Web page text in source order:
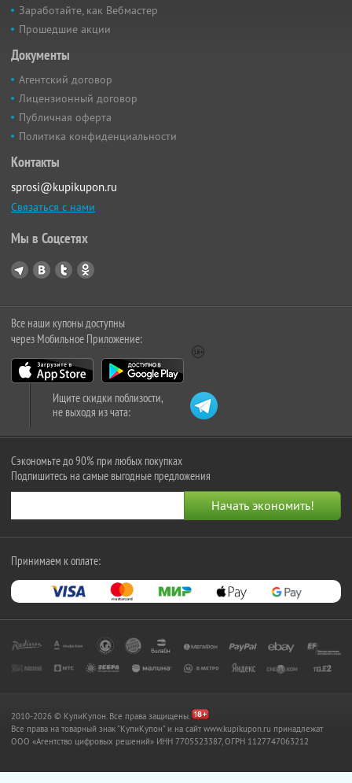
Заработайте, как Вебмастер
Прошедшие акции
Документы
Агентский договор
Лицензионный договор
Публичная оферта
Политика конфиденциальности
Контакты
sprosi@kupikupon.ru
Связаться с нами
Мы в Соцсетях
Все наши купоны доступны
через Мобильное Приложение:
Ищите скидки поблизости,
не выходя из чата:
Сэкономьте до 90% при любых покупках
Подпишитесь на самые выгодные предложения
Принимаем к оплате:
2010-2026 © КупиКупон. Все права защищены.
Все права на товарный знак "КупиКупон" и на сайт www.kupikupon.ru принадлежат
OOO «Агентство цифровых решений» ИНН 7705523387, ОГРН 1127747063212